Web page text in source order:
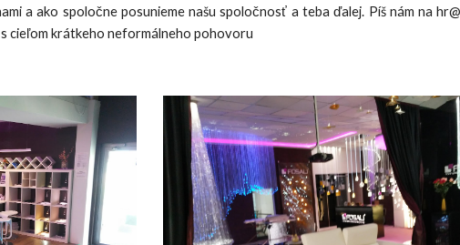
a ako spoločne posunieme našu spoločnosť a teba ďalej. Píš nám na
cieľom krátkeho neformálneho pohovoru